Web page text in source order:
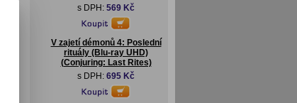
s DPH: 569 Kč
V zajetí démonů 4: Poslední
rituály (Blu-ray UHD)
(Conjuring: Last Rites)
s DPH: 695 Kč